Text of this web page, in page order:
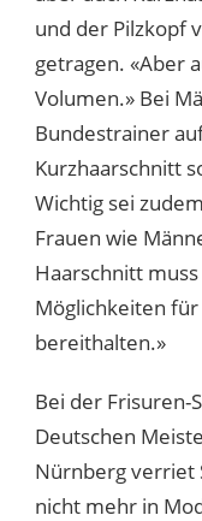
und der Pilzkopf
getragen. «Aber
Volumen.» Bei
Bundestrainer
Kurzhaarschnitt
Wichtig sei
Frauen wie
Haarschnitt
Möglichkeiten
bereithalten.»
Bei der Frisuren-
Deutschen
Nürnberg verriet
nicht mehr in